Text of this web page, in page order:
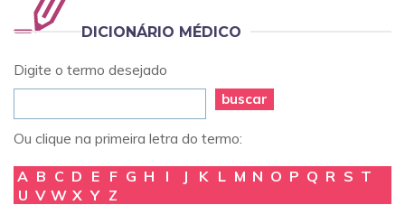
DICIONÁRIO MÉDICO
Digite o termo desejado
buscar
Ou clique na primeira letra do termo:
A B C D E F G H I J K L M N O P Q R S T
U V W X Y Z